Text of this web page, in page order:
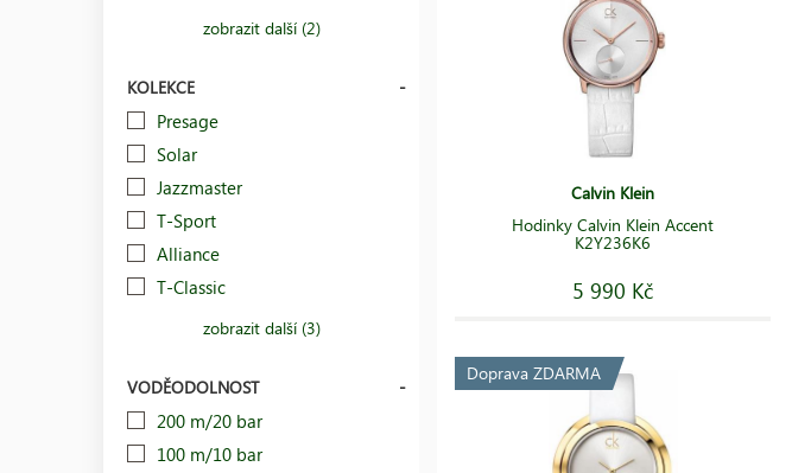
zobrazit další (2)
KOLEKCE
Presage
Solar
Jazzmaster
T-Sport
Alliance
T-Classic
zobrazit další (3)
VODĚODOLNOST
200 m/20 bar
100 m/10 bar
Calvin Klein
Hodinky Calvin Klein Accent
K2Y236K6
5 990 Kč
Doprava ZDARMA